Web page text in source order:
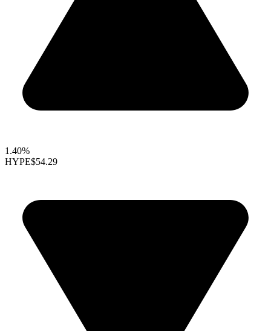
1.40%
HYPE$54.29